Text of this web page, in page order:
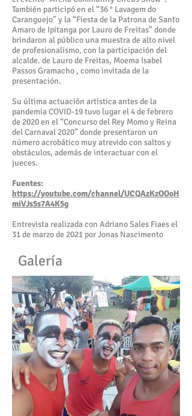
También participó en el “36 ° Lavagem do
Caranguejo” y la “Fiesta de la Patrona de Santo
Amaro de Ipitanga por Lauro de Freitas” donde
brindaron al público una muestra de alto nivel
de profesionalismo, con la participación del
alcalde. de Lauro de Freitas, Moema Isabel
Passos Gramacho , como invitada de la
presentación.
Su última actuación artística antes de la
pandemia COVID-19 tuvo lugar el 4 de febrero
de 2020 en el “Concurso del Rey Momo y Reina
del Carnaval 2020” donde presentaron un
número acrobático muy atrevido con saltos y
obstáculos, además de interactuar con el
jueces.
Fuentes:
https://youtube.com/channel/UCQAzKzOOoH
miVJs5s7A4K5g
Entrevista realizada con Adriano Sales Fiaes el
31 de marzo de 2021 por Jonas Nascimento
Galería